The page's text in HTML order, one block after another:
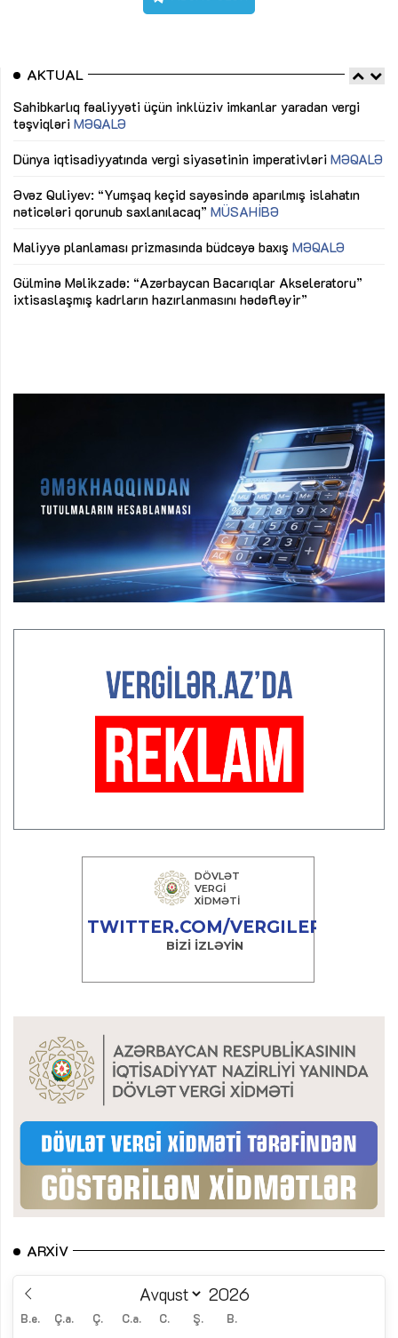
AKTUAL
Sahibkarlıq fəaliyyəti üçün inklüziv imkanlar yaradan vergi
təşviqləri MƏQALƏ
Dünya iqtisadiyyatında vergi siyasətinin imperativləri MƏQALƏ
Əvəz Quliyev: “Yumşaq keçid sayəsində aparılmış islahatın
nəticələri qorunub saxlanılacaq” MÜSAHİBƏ
Maliyyə planlaması prizmasında büdcəyə baxış MƏQALƏ
Gülminə Məlikzadə: “Azərbaycan Bacarıqlar Akseleratoru”
ixtisaslaşmış kadrların hazırlanmasını hədəfləyir”
ARXIV
B.e. Ç.a. Ç. C.a. C. Ş. B.